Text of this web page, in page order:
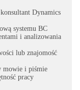
Dynamics
systemu BC
i analizowania
lub znajomość
mowie i piśmie
pracy